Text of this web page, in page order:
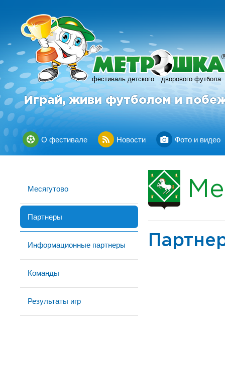
фестиваль детского дворового футбола
R
Играй, живи футболом и
О фестивале Новости Фото и видео
Месягутово
Партнеры
Информационные партнеры
Команды
Результаты игр